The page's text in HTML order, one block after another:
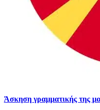
Άσκηση γραμματικής της